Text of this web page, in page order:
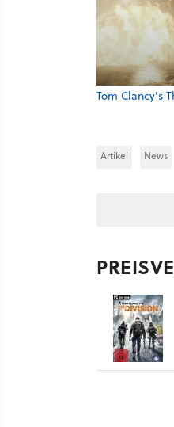
Tom Clancy's
Artikel News